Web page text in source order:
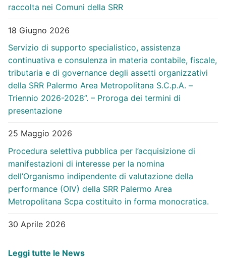
raccolta nei Comuni della SRR
18 Giugno 2026
Servizio di supporto specialistico, assistenza
continuativa e consulenza in materia contabile, fiscale,
tributaria e di governance degli assetti organizzativi
della SRR Palermo Area Metropolitana S.C.p.A. –
Triennio 2026-2028”. – Proroga dei termini di
presentazione
25 Maggio 2026
Procedura selettiva pubblica per l’acquisizione di
manifestazioni di interesse per la nomina
dell’Organismo indipendente di valutazione della
performance (OIV) della SRR Palermo Area
Metropolitana Scpa costituito in forma monocratica.
30 Aprile 2026
Leggi tutte le News